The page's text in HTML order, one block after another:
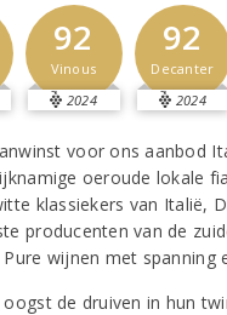
92
Vinous
2024
92
Decanter
2024
voor ons aanbod
oeroude lokale
klassiekers van Italië,
producenten van de
Pure wijnen met
de druiven in hun